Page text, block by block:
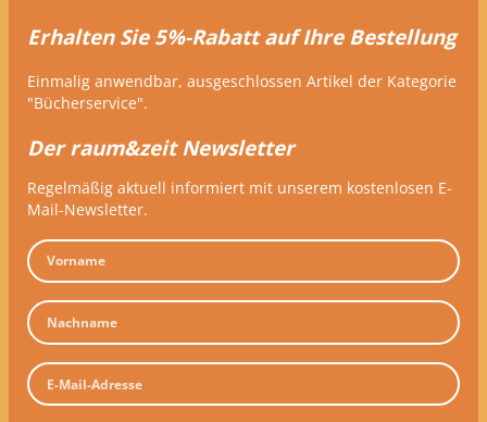
Erhalten Sie 5%-Rabatt auf Ihre Bestellung
Einmalig anwendbar, ausgeschlossen Artikel der Kategorie
"Bücherservice".
Der raum&zeit Newsletter
Regelmäßig aktuell informiert mit unserem kostenlosen E-
Mail-Newsletter.